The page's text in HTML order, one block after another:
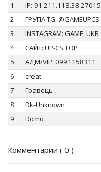
1
IP: 91.211.118.38:27015
2
ГРУПА TG: @GAMEUPCS
3
INSTAGRAM: GAME_UKR
4
САЙТ: UP-CS.TOP
5
АДМ/VIP: 0991158311
6
creat
7
Гравець
8
Dk-Unknown
9
Domo
Комментарии ( 0 )